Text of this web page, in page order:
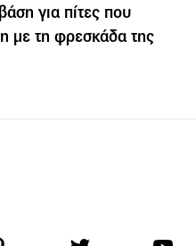
για πίτες που
με τη φρεσκάδα της